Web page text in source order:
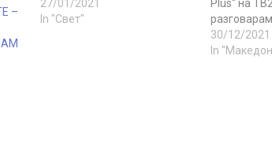
–
коронавирусот и
полициските службеници. Во
27/01/2021
In "Свет"
Plus“ на
сој на
вирусот е
30/12/2021
In